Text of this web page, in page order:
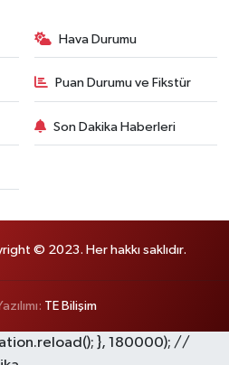
Hava Durumu
Puan Durumu ve Fikstür
Son Dakika Haberleri
© 2023. Her hakkı saklıdır.
TE Bilişim
}, 180000); //